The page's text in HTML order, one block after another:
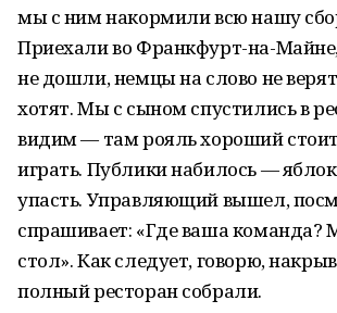
мы с ним накормили всю нашу
Приехали во Франкфурт-на-
не дошли, немцы на слово не
хотят. Мы с сыном спустились в
видим — там рояль хороший
играть. Публики набилось —
упасть. Управляющий вышел,
спрашивает: «Где ваша команда?
стол». Как следует, говорю,
полный ресторан собрали.